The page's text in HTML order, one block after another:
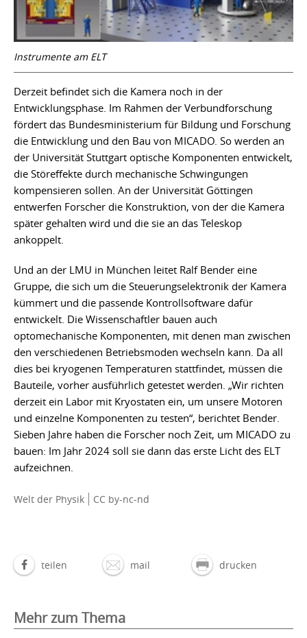
Instrumente am ELT
Derzeit befindet sich die Kamera noch in der
Entwicklungsphase. Im Rahmen der Verbundforschung
fördert das Bundesministerium für Bildung und Forschung
die Entwicklung und den Bau von MICADO. So werden an
der Universität Stuttgart optische Komponenten entwickelt,
die Störeffekte durch mechanische Schwingungen
kompensieren sollen. An der Universität Göttingen
entwerfen Forscher die Konstruktion, von der die Kamera
später gehalten wird und die sie an das Teleskop
ankoppelt.
Und an der LMU in München leitet Ralf Bender eine
Gruppe, die sich um die Steuerungselektronik der Kamera
kümmert und die passende Kontrollsoftware dafür
entwickelt. Die Wissenschaftler bauen auch
optomechanische Komponenten, mit denen man zwischen
den verschiedenen Betriebsmoden wechseln kann. Da all
dies bei kryogenen Temperaturen stattfindet, müssen die
Bauteile, vorher ausführlich getestet werden. „Wir richten
derzeit ein Labor mit Kryostaten ein, um unsere Motoren
und einzelne Komponenten zu testen“, berichtet Bender.
Sieben Jahre haben die Forscher noch Zeit, um MICADO zu
bauen: Im Jahr 2024 soll sie dann das erste Licht des ELT
aufzeichnen.
Welt der Physik CC by-nc-nd
teilen mail drucken
Mehr zum Thema